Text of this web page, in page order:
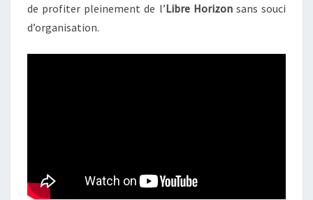
de profiter pleinement de l’Libre Horizonsans souci
d’organisation.